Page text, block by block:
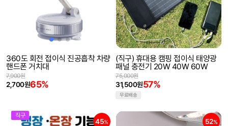
360도 회전 접이식 진공흡착 차량
핸드폰 거치대
2,700원65%
7,900원
(직구) 휴대용 캠핑 접이식 태양광
패널 충전기 20W 40W 60W
31,500원57%
75,000원
무료배송
직구
45% 52%